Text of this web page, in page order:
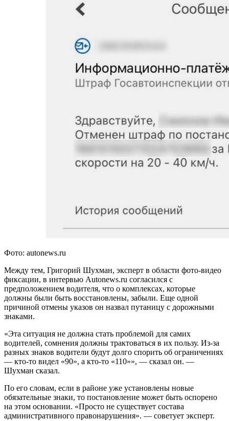
Фото: autonews.ru
Между тем, Григорий Шухман, эксперт в области фото-видео
фиксации, в интервью Autonews.ru согласился с
предположением водителя, что о комплексах, которые
должны были быть восстановлены, забыли. Еще одной
причиной отмены указов он назвал путаницу с дорожными
знаками.
«Эта ситуация не должна стать проблемой для самих
водителей, сомнения должны трактоваться в их пользу. Из-за
разных знаков водители будут долго спорить об ограничениях
— кто-то видел «90», а кто-то «110»», — сказал он. —
Шухман сказал.
По его словам, если в районе уже установлены новые
обязательные знаки, то постановление может быть оспорено
на этом основании. «Просто не существует состава
административного правонарушения». — советует эксперт.